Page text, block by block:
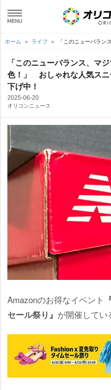
ホーム ライフ 「このニューバラ
「このニューバランス、マ
色！」 おしゃれな人気ス
下げ中！
2025-06-20
オリコンニュース
Amazonのお得なイベント
セール祭り』 が開催してい